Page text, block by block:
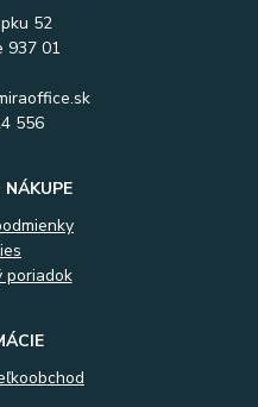
52
937 01
556
poriadok